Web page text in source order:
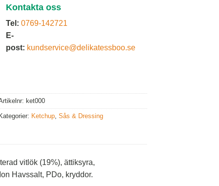
Kontakta oss
Tel: 0769-142721
E-
post: kundservice@delikatessboo.se
ket000
Ketchup ,Sås & Dressing
vitlök (19%), ättiksyra,
Havssalt, PDo, kryddor.